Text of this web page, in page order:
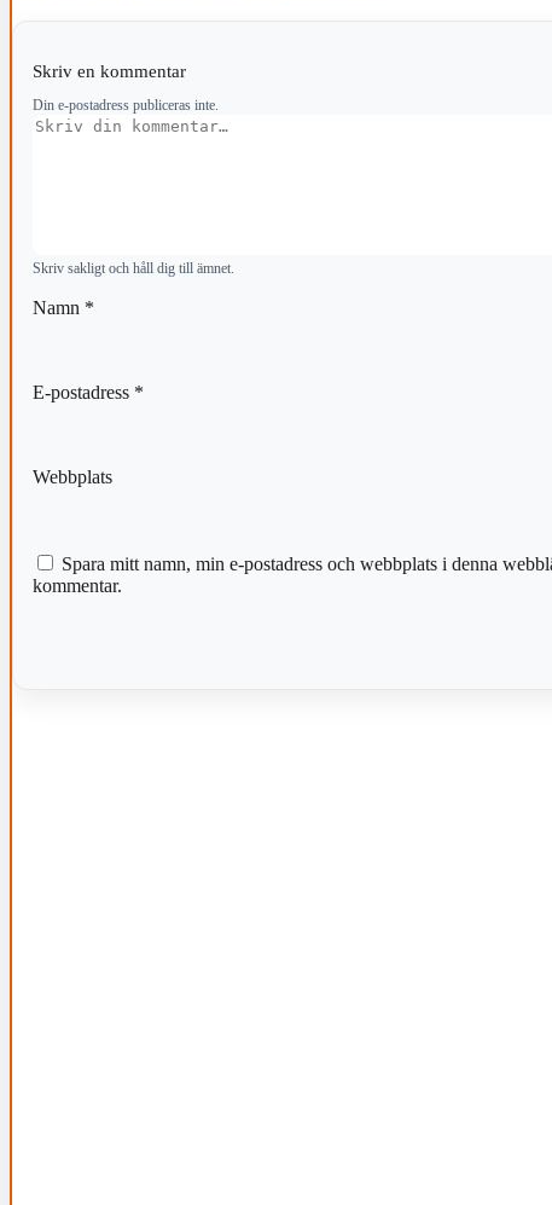
Skriv en kommentar
Din e-postadress publiceras inte.
Kommentar
Skriv sakligt och håll dig till ämnet.
Namn *
E-postadress *
Webbplats
Spara mitt namn, min e-postadress och webbplats i denna
kommentar.